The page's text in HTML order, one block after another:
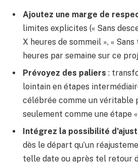
Ajoutez une marge de
limites explicites (« Sans
X heures de sommeil », «
heures par semaine sur ce
Prévoyez des paliers :
lointain en étapes
célébrée comme un véritable
seulement comme une étape
Intégrez la possibilité
dès le départ qu’un
telle date ou après tel retour